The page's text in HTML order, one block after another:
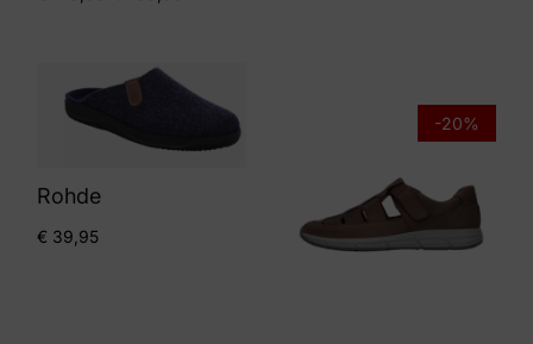
Rohde
€ 39,95
-20%